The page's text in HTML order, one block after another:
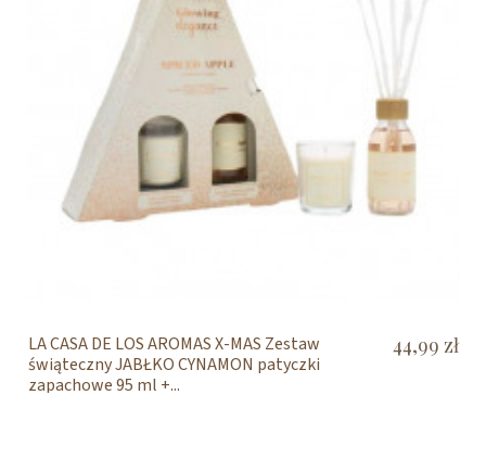
LA CASA DE LOS AROMAS X-MAS Zestaw
świąteczny JABŁKO CYNAMON patyczki
zapachowe 95 ml +...
44,99 zł